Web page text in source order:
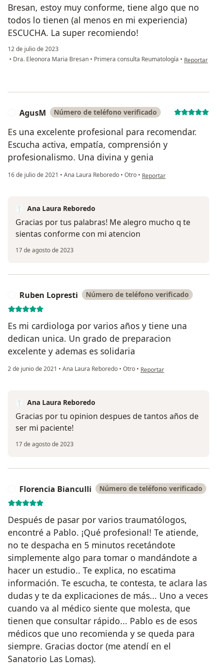
Bresan, estoy muy conforme, tiene algo que no
todos lo tienen (al menos en mi experiencia)
ESCUCHA. La super recomiendo!
12 de julio de 2023
• Dra. Eleonora Maria Bresan • Primera consulta Reumatología • en opinión
Reportar
AgusM Número de teléfono verificado
Es una excelente profesional para recomendar.
Escucha activa, empatía, comprensión y
profesionalismo. Una divina y genia
16 de julio de 2021 • Ana Laura Reboredo • Otro • en opinión del usuario
Reportar
Ana Laura Reboredo
Gracias por tus palabras! Me alegro mucho q te
sientas conforme con mi atencion
17 de agosto de 2023
Ruben Lopresti Número de teléfono verificado
Es mi cardiologa por varios años y tiene una
dedican unica. Un grado de preparacion
excelente y ademas es solidaria
2 de junio de 2021 • Ana Laura Reboredo • Otro • en opinión del usuario
Reportar
Ana Laura Reboredo
Gracias por tu opinion despues de tantos años de
ser mi paciente!
17 de agosto de 2023
Florencia Bianculli Número de teléfono verificado
Después de pasar por varios traumatólogos,
encontré a Pablo. ¡Qué profesional! Te atiende,
no te despacha en 5 minutos recetándote
simplemente algo para tomar o mandándote a
hacer un estudio.. Te explica, no escatima
información. Te escucha, te contesta, te aclara las
dudas y te da explicaciones de más... Uno a veces
cuando va al médico siente que molesta, que
tienen que consultar rápido... Pablo es de esos
médicos que uno recomienda y se queda para
siempre. Gracias doctor (me atendí en el
Sanatorio Las Lomas).